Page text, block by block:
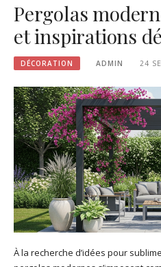
Pergolas
et inspirations
DÉCORATION ADMIN 24
À la recherche d’idées pour